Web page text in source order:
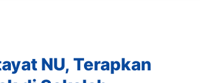
NU, Terapkan